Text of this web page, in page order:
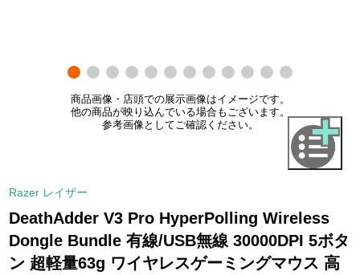
商品画像・店頭での展示画像はイメージです。
他の商品が映り込んでいる場合もございます。
参考画像としてご確認ください。
Razer レイザー
DeathAdder V3 Pro HyperPolling Wireless
Dongle Bundle 有線/USB無線 30000DPI 5ボタ
ン 超軽量63g ワイヤレスゲーミングマウス 高